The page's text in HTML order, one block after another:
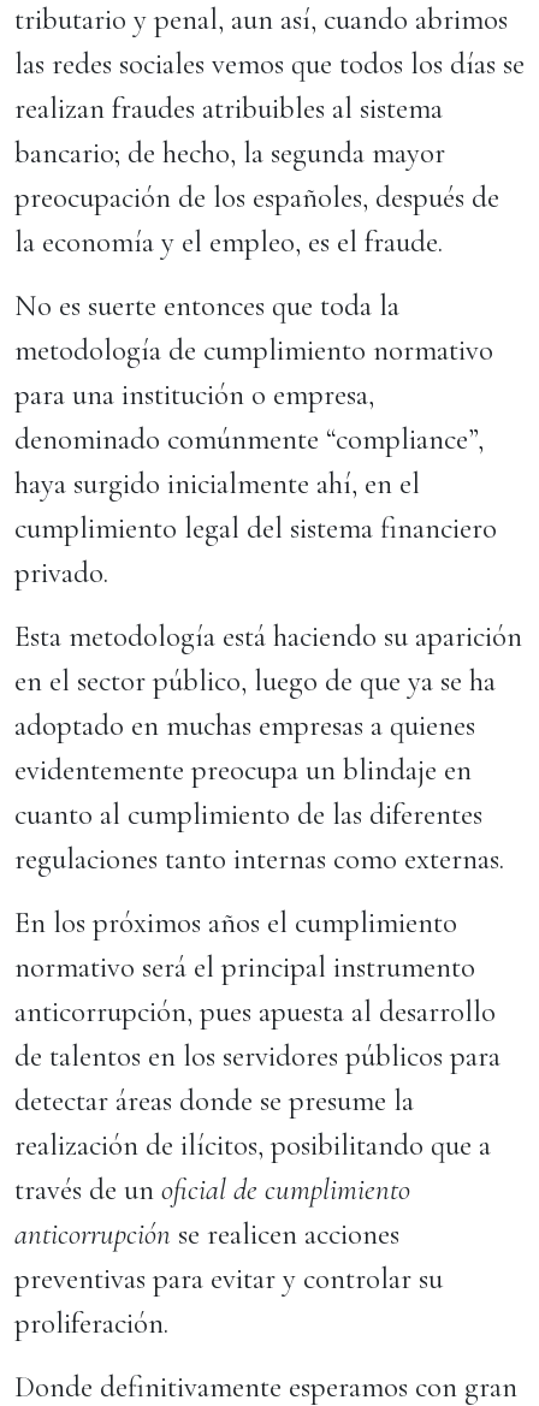
tributario y penal, aun así, cuando abrimos
las redes sociales vemos que todos los días se
realizan fraudes atribuibles al sistema
bancario; de hecho, la segunda mayor
preocupación de los españoles, después de
la economía y el empleo, es el fraude.
No es suerte entonces que toda la
metodología de cumplimiento normativo
para una institución o empresa,
denominado comúnmente “compliance”,
haya surgido inicialmente ahí, en el
cumplimiento legal del sistema financiero
privado.
Esta metodología está haciendo su aparición
en el sector público, luego de que ya se ha
adoptado en muchas empresas a quienes
evidentemente preocupa un blindaje en
cuanto al cumplimiento de las diferentes
regulaciones tanto internas como externas.
En los próximos años el cumplimiento
normativo será el principal instrumento
anticorrupción, pues apuesta al desarrollo
de talentos en los servidores públicos para
detectar áreas donde se presume la
realización de ilícitos, posibilitando que a
través de un oficial de cumplimiento
anticorrupción se realicen acciones
preventivas para evitar y controlar su
proliferación.
Donde definitivamente esperamos con gran